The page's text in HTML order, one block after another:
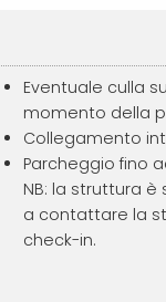
Eventuale culla
momento della
Collegamento
Parcheggio fino
NB: la struttura è
a contattare la
check-in.